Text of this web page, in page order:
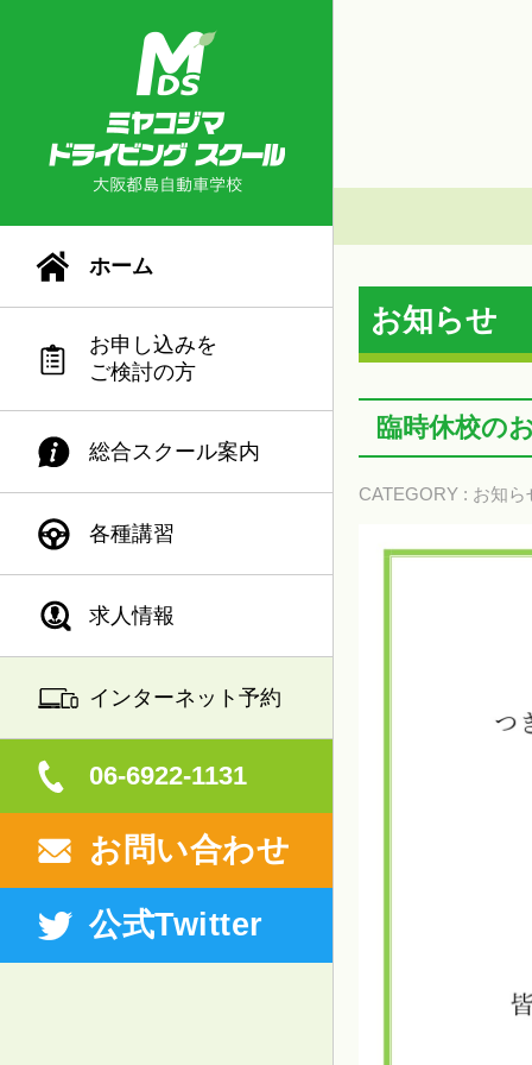
ホーム
お申し込みを
ご検討の方
総合スクール案内
各種講習
求人情報
インターネット予約
06-6922-1131
お問い合わせ
公式Twitter
お知らせ
臨時休校の
CATEGORY : お知ら